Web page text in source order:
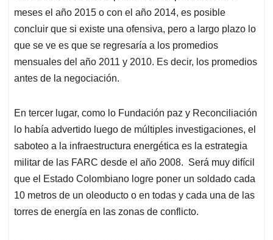
meses el año 2015 o con el año 2014, es posible
concluir que si existe una ofensiva, pero a largo plazo lo
que se ve es que se regresaría a los promedios
mensuales del año 2011 y 2010. Es decir, los promedios
antes de la negociación.
En tercer lugar, como lo Fundación paz y Reconciliación
lo había advertido luego de múltiples investigaciones, el
saboteo a la infraestructura energética es la estrategia
militar de las FARC desde el año 2008. Será muy difícil
que el Estado Colombiano logre poner un soldado cada
10 metros de un oleoducto o en todas y cada una de las
torres de energía en las zonas de conflicto.